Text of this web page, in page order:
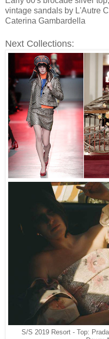
vintage sandals by L'Autre
Caterina Gambardella
Next Collections:
S/S 2019 Resort - Top: